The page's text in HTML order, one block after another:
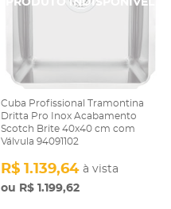
Cuba Profissional Tramontina
Dritta Pro Inox Acabamento
Scotch Brite 40x40 cm com
Válvula 94091102
R$ 1.199,62
R$ 1.139,64 à vista